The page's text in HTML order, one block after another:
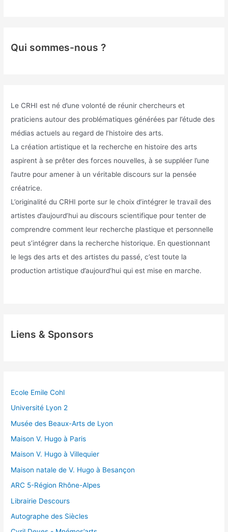
Qui sommes-nous ?
Le CRHI est né d’une volonté de réunir chercheurs et
praticiens autour des problématiques générées par l’étude des
médias actuels au regard de l’histoire des arts.
La création artistique et la recherche en histoire des arts
aspirent à se prêter des forces nouvelles, à se suppléer l’une
l’autre pour amener à un véritable discours sur la pensée
créatrice.
L’originalité du CRHI porte sur le choix d’intégrer le travail des
artistes d’aujourd’hui au discours scientifique pour tenter de
comprendre comment leur recherche plastique et personnelle
peut s’intégrer dans la recherche historique. En questionnant
le legs des arts et des artistes du passé, c’est toute la
production artistique d’aujourd‘hui qui est mise en marche.
Liens & Sponsors
Ecole Emile Cohl
Université Lyon 2
Musée des Beaux-Arts de Lyon
Maison V. Hugo à Paris
Maison V. Hugo à Villequier
Maison natale de V. Hugo à Besançon
ARC 5-Région Rhône-Alpes
Librairie Descours
Autographe des Siècles